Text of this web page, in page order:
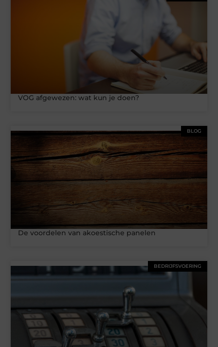
VOG afgewezen: wat kun je doen?
BLOG
De voordelen van akoestische panelen
BEDRIJFSVOERING